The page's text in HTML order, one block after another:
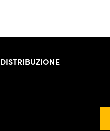
DISTRIBUZIONE